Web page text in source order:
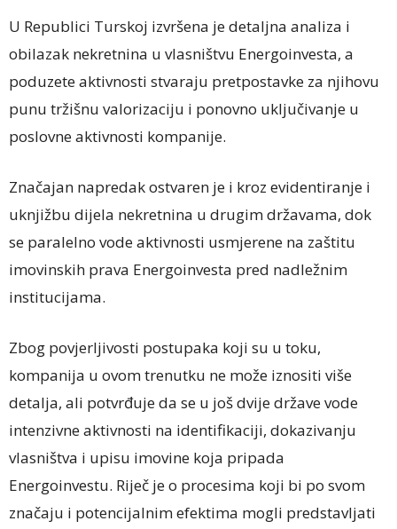
U Republici Turskoj izvršena je detaljna analiza i
obilazak nekretnina u vlasništvu Energoinvesta, a
poduzete aktivnosti stvaraju pretpostavke za njihovu
punu tržišnu valorizaciju i ponovno uključivanje u
poslovne aktivnosti kompanije.
Značajan napredak ostvaren je i kroz evidentiranje i
uknjižbu dijela nekretnina u drugim državama, dok
se paralelno vode aktivnosti usmjerene na zaštitu
imovinskih prava Energoinvesta pred nadležnim
institucijama.
Zbog povjerljivosti postupaka koji su u toku,
kompanija u ovom trenutku ne može iznositi više
detalja, ali potvrđuje da se u još dvije države vode
intenzivne aktivnosti na identifikaciji, dokazivanju
vlasništva i upisu imovine koja pripada
Energoinvestu. Riječ je o procesima koji bi po svom
značaju i potencijalnim efektima mogli predstavljati